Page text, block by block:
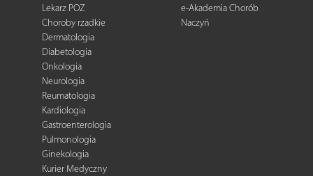
Lekarz POZ
Choroby rzadkie
Dermatologia
Diabetologia
Onkologia
Neurologia
Reumatologia
Kardiologia
Gastroenterologia
Pulmonologia
Ginekologia
Kurier Medyczny
e-Akademia Chorób
Naczyń